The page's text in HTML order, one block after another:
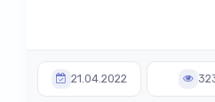
21.04.2022